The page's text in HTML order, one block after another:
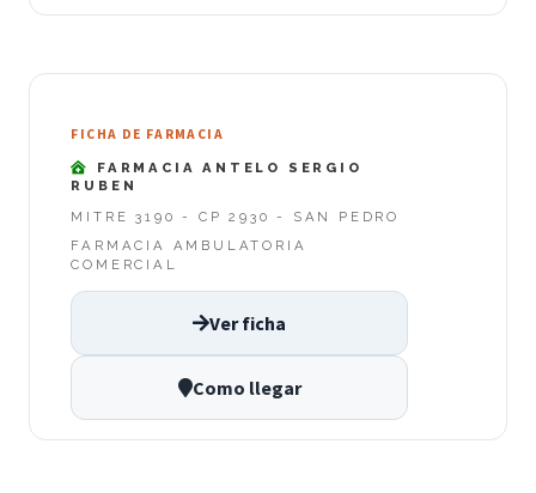
FICHA DE FARMACIA
FARMACIA ANTELO SERGIO
RUBEN
MITRE 3190 - CP 2930 - SAN PEDRO
FARMACIA AMBULATORIA
COMERCIAL
Ver ficha
Como llegar